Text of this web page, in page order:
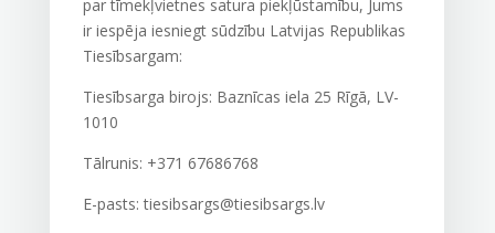
par tīmekļvietnes satura piekļūstamību, Jums
ir iespēja iesniegt sūdzību Latvijas Republikas
Tiesībsargam:
Tiesībsarga birojs: Baznīcas iela 25 Rīgā, LV-
1010
Tālrunis: +371 67686768
E-pasts: tiesibsargs@tiesibsargs.lv